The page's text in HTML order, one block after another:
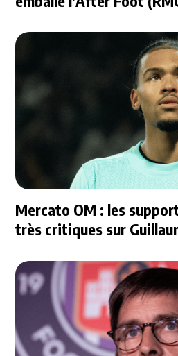
Mercato OM : les
très critiques sur